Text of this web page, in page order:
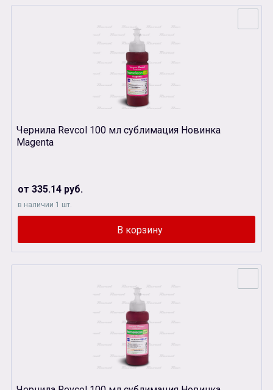
Чернила Revcol 100 мл сублимация Новинка
Magenta
от 335.14 руб.
в наличии 1 шт.